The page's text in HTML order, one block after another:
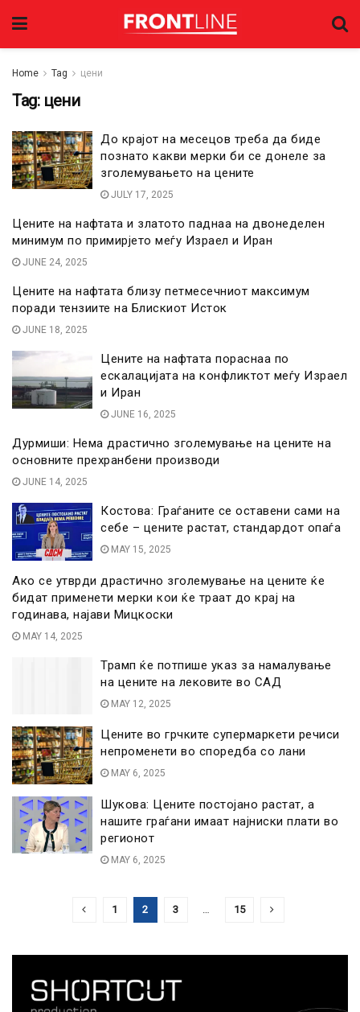
Home Tag цени
Tag: цени
До крајот на месецов треба да биде
познато какви мерки би се донеле за
зголемувањето на цените
JULY 17, 2025
Цените на нафтата и златото паднаа на двонеделен
минимум по примирјето меѓу Израел и Иран
JUNE 24, 2025
Цените на нафтата близу петмесечниот максимум
поради тензиите на Блискиот Исток
JUNE 18, 2025
Цените на нафтата пораснаа по
ескалацијата на конфликтот меѓу Израел
и Иран
JUNE 16, 2025
Дурмиши: Нема драстично зголемување на цените на
основните прехранбени производи
JUNE 14, 2025
Костова: Граѓаните се оставени сами на
себе – цените растат, стандардот опаѓа
MAY 15, 2025
Ако се утврди драстично зголемување на цените ќе
бидат применети мерки кои ќе траат до крај на
годинава, најави Мицкоски
MAY 14, 2025
Трамп ќе потпише указ за намалување
на цените на лековите во САД
MAY 12, 2025
Цените во грчките супермаркети речиси
непроменети во споредба со лани
MAY 6, 2025
Шукова: Цените постојано растат, а
нашите граѓани имаат најниски плати во
регионот
MAY 6, 2025
1 2 3 15